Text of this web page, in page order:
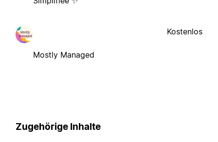
Mostly Managed
Kostenlos
Zugehörige Inhalte